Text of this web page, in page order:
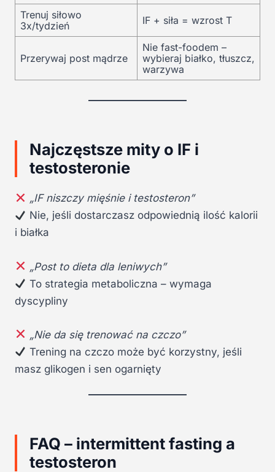
Trenuj siłowo
3x/tydzień
IF + siła = wzrost T
Przerywaj post mądrze
Nie fast-foodem –
wybieraj białko, tłuszcz,
warzywa
Najczęstsze mity o IF i
testosteronie
„IF niszczy mięśnie i testosteron”
Nie, jeśli dostarczasz odpowiednią ilość kalorii
i białka
„Post to dieta dla leniwych”
To strategia metaboliczna – wymaga
dyscypliny
„Nie da się trenować na czczo”
Trening na czczo może być korzystny, jeśli
masz glikogen i sen ogarnięty
FAQ – intermittent fasting a
testosteron